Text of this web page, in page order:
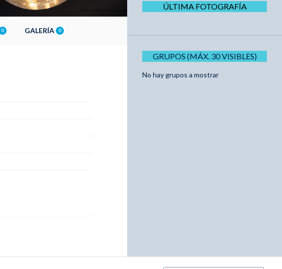
0 GALERÍA 0
ÚLTIMA FOTOGRAFÍA
GRUPOS (MÁX. 30 VISIBLES)
No hay grupos a mostrar